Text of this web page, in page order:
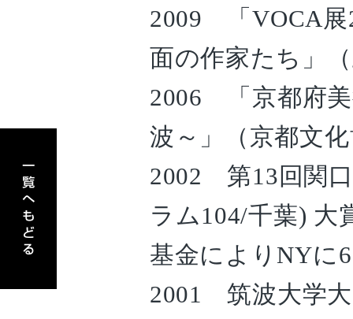
2009 「VOCA展
面の作家たち」
2006 「京都府美
波～」（京都文
2002 第13回関
ラム104/千葉) 大
基金によりNYに
2001 筑波大学
アーティスト一覧へもどる